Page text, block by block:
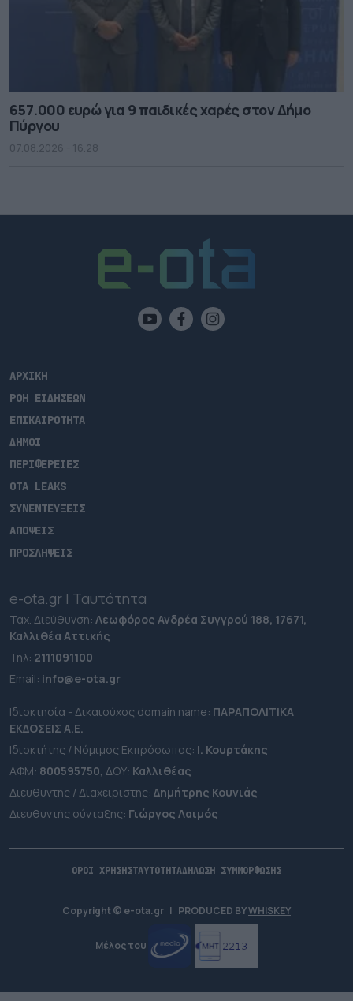
657.000 ευρώ για 9 παιδικές χαρές στον Δήμο
Πύργου
07.08.2026 - 16.28
ΑΡΧΙΚΗ
ΡΟΗ ΕΙΔΗΣΕΩΝ
ΕΠΙΚΑΙΡΟΤΗΤΑ
ΔΗΜΟΙ
ΠΕΡΙΦΕΡΕΙΕΣ
OTA LEAKS
ΣΥΝΕΝΤΕΥΞΕΙΣ
ΑΠΟΨΕΙΣ
ΠΡΟΣΛΗΨΕΙΣ
e-ota.gr | Ταυτότητα
Ταχ. Διεύθυνση: Λεωφόρος Ανδρέα Συγγρού 188, 17671,
Καλλιθέα Αττικής
Τηλ: 2111091100
Εmail: info@e-ota.gr
Ιδιοκτησία - Δικαιούχος domain name: ΠΑΡΑΠΟΛΙΤΙΚΑ
ΕΚΔΟΣΕΙΣ A.E.
Ιδιοκτήτης / Νόμιμος Εκπρόσωπος: Ι. Κουρτάκης
ΑΦΜ: 800595750, ΔΟΥ: Καλλιθέας
Διευθυντής / Διαχειριστής: Δημήτρης Κουνιάς
Διευθυντής σύνταξης: Γιώργος Λαιμός
ΟΡΟΙ ΧΡΗΣΗΣΤΑΥΤΟΤΗΤΑΔΗΛΩΣΗ ΣΥΜΜΟΡΦΩΣΗΣ
Copyright © e-ota.gr | PRODUCED BYWHISKEY
Μέλος του